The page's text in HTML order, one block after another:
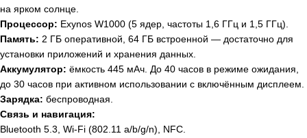
на ярком солнце.
Процессор: Exynos W1000 (5 ядер, частоты 1,6 ГГц и 1,5 ГГц).
Память: 2 ГБ оперативной, 64 ГБ встроенной — достаточно для
установки приложений и хранения данных.
Аккумулятор: ёмкость 445 мАч. До 40 часов в режиме ожидания,
до 30 часов при активном использовании с включённым дисплеем.
Зарядка: беспроводная.
Связь и навигация:
Bluetooth 5.3, Wi‑Fi (802.11 a/b/g/n), NFC.